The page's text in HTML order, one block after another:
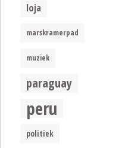
loja
marskramerpad
muziek
paraguay
peru
politiek